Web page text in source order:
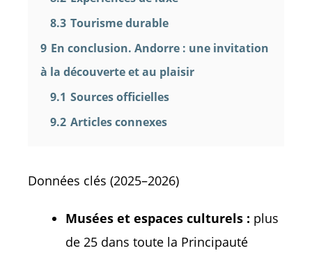
8.3 Tourisme durable
9 En conclusion. Andorre : une invitation
à la découverte et au plaisir
9.1 Sources officielles
9.2 Articles connexes
Données clés (2025–2026)
Musées et espaces culturels : plus
de 25 dans toute la Principauté